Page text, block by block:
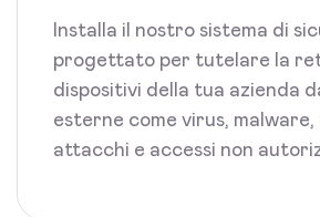
Installa il nostro sistema di
progettato per tutelare la
dispositivi della tua azienda
esterne come virus,
attacchi e accessi non